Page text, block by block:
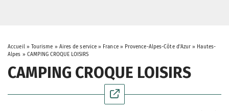
Accueil» Tourisme » Aires de service » France» Provence-Alpes-Côte d'Azur » Hautes-
Alpes » CAMPING CROQUE LOISIRS
CAMPING CROQUE LOISIRS